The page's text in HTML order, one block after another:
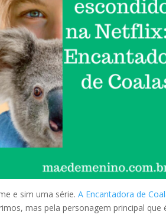
e sim uma série. A Encantadora de
mas pela personagem principal